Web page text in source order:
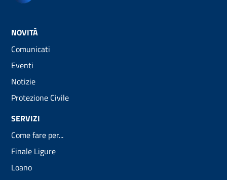
NOVITÀ
Comunicati
Eventi
Notizie
Protezione Civile
SERVIZI
Come fare per...
Finale Ligure
Loano